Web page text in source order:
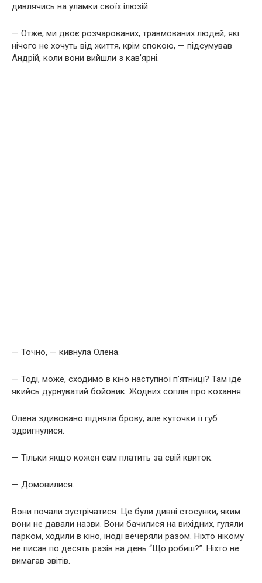
дивлячись на уламки своїх ілюзій.
— Отже, ми двоє розчарованих, травмованих людей, які
нічого не хочуть від життя, крім спокою, — підсумував
Андрій, коли вони вийшли з кав’ярні.
— Точно, — кивнула Олена.
— Тоді, може, сходимо в кіно наступної п’ятниці? Там іде
якийсь дурнуватий бойовик. Жодних соплів про кохання.
Олена здивовано підняла брову, але куточки її губ
здригнулися.
— Тільки якщо кожен сам платить за свій квиток.
— Домовилися.
Вони почали зустрічатися. Це були дивні стосунки, яким
вони не давали назви. Вони бачилися на вихідних, гуляли
парком, ходили в кіно, іноді вечеряли разом. Ніхто нікому
не писав по десять разів на день “Що робиш?”. Ніхто не
вимагав звітів.